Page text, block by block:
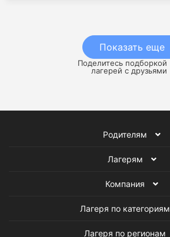
Показать еще
Поделитесь подборкой
лагерей с друзьями
Родителям
Лагерям
Компания
Лагеря по категориям
Лагеря по регионам